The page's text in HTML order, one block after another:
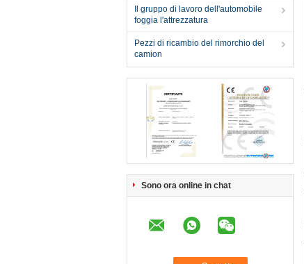
Il gruppo di lavoro dell'automobile
foggia l'attrezzatura
Pezzi di ricambio del rimorchio del
camion
Sono ora online in chat